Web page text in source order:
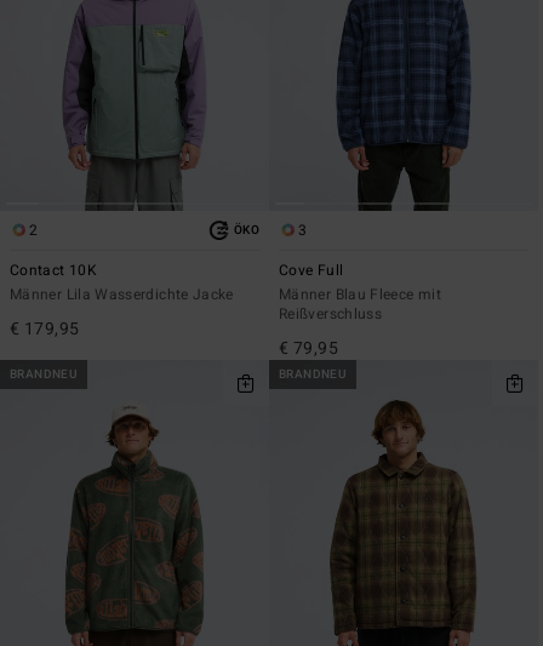
2 ÖKO
Contact 10K
Männer Lila Wasserdichte Jacke
€ 179,95
3
Cove Full
Männer Blau Fleece mit
Reißverschluss
€ 79,95
BRANDNEU BRANDNEU